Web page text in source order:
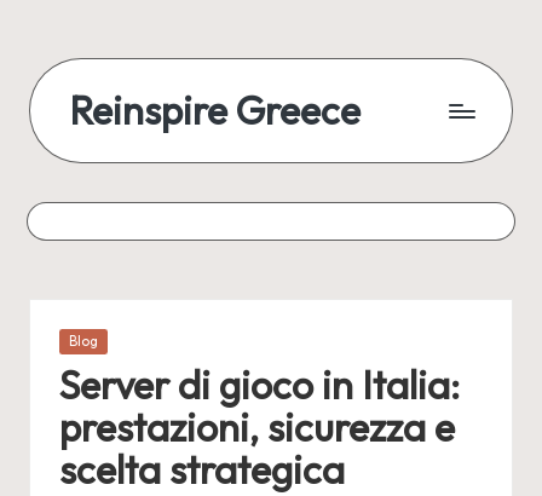
Reinspire Greece
Posted
Blog
Server di gioco in Italia:
prestazioni, sicurezza e
scelta strategica